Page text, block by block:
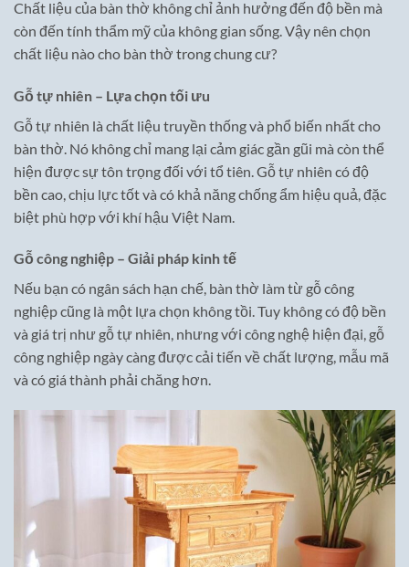
Chất liệu của bàn thờ không chỉ ảnh hưởng đến độ bền mà
còn đến tính thẩm mỹ của không gian sống. Vậy nên chọn
chất liệu nào cho bàn thờ trong chung cư?
Gỗ tự nhiên – Lựa chọn tối ưu
Gỗ tự nhiên là chất liệu truyền thống và phổ biến nhất cho
bàn thờ. Nó không chỉ mang lại cảm giác gần gũi mà còn thể
hiện được sự tôn trọng đối với tổ tiên. Gỗ tự nhiên có độ
bền cao, chịu lực tốt và có khả năng chống ẩm hiệu quả, đặc
biệt phù hợp với khí hậu Việt Nam.
Gỗ công nghiệp – Giải pháp kinh tế
Nếu bạn có ngân sách hạn chế, bàn thờ làm từ gỗ công
nghiệp cũng là một lựa chọn không tồi. Tuy không có độ bền
và giá trị như gỗ tự nhiên, nhưng với công nghệ hiện đại, gỗ
công nghiệp ngày càng được cải tiến về chất lượng, mẫu mã
và có giá thành phải chăng hơn.